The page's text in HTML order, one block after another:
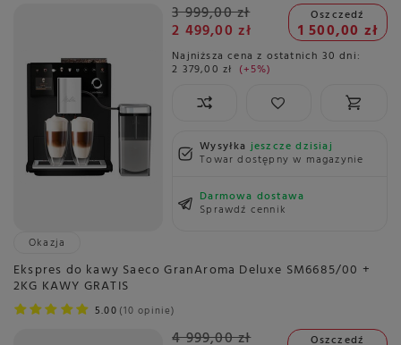
3 999,00 zł
2 499,00 zł
Oszczedź
1 500,00 zł
Najniższa cena z ostatnich 30 dni:
2 379,00 zł +5%
Wysyłkajeszcze dzisiaj
Towar dostępny w magazynie
Darmowa dostawa
Sprawdź cennik
Okazja
Ekspres do kawy Saeco GranAroma Deluxe SM6685/00 +
2KG KAWY GRATIS
5.00 10 opinie
4 999,00 zł Oszczedź